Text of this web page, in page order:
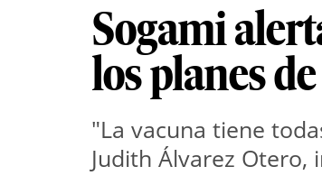
Sogami
los planes
"La vacuna tiene
Judith Álvarez